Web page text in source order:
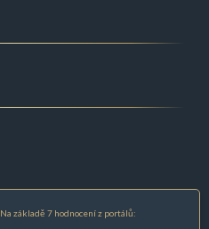
Na základě 7 hodnocení z portálů: